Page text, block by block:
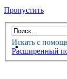
Пропустить
Искать с
Расширенный
НОВАЯ